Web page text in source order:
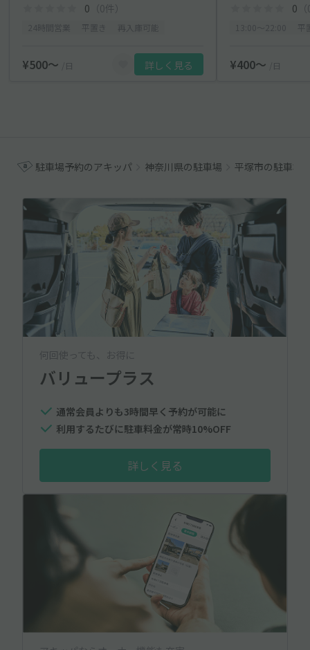
0 （0件）
¥500〜 /日 詳しく見る
0
¥400〜 /日
駐車場予約のアキッパ 神奈川県の駐車場 平塚市の駐車場
何回使っても、お得に
バリュープラス
通常会員よりも3時間早く予約が可能に
利用するたびに駐車料金が常時10%OFF
詳しく見る